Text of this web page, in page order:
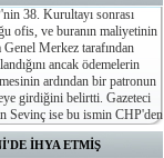
38. Kurultayı sonrası
ofis, ve buranın maliyetinin
Genel Merkez tarafından
ancak ödemelerin
ardından bir patronun
girdiğini belirtti. Gazeteci
Sevinç ise bu ismin CHP'den
Çapar olduğunu öne
İHYA ETMİŞ